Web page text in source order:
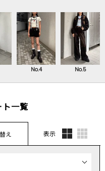
No.4 No.5
ト一覧
え 表示